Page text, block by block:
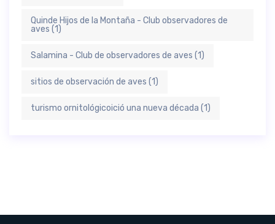
Quinde Hijos de la Montaña - Club observadores de
aves (1)
Salamina - Club de observadores de aves (1)
sitios de observación de aves (1)
turismo ornitológicoició una nueva década (1)